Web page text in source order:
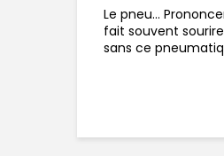
Le pneu…
fait souvent
sans ce